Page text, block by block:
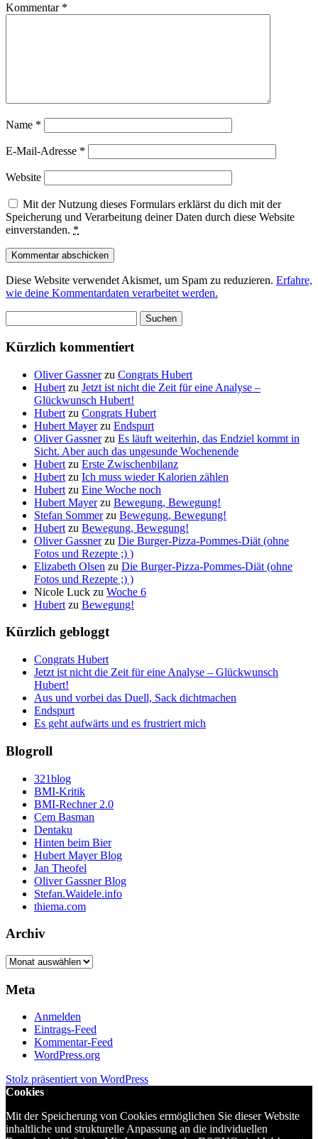
Kommentar *
Name *
E-Mail-Adresse *
Website
Mit der Nutzung dieses Formulars erklärst du dich mit der
Speicherung und Verarbeitung deiner Daten durch diese Website
einverstanden. *
Diese Website verwendet Akismet, um Spam zu reduzieren. Erfahre,
wie deine Kommentardaten verarbeitet werden.
nach:
Kürzlich kommentiert
Oliver Gassnerzu Congrats Hubert
Hubert zu Jetzt ist nicht die Zeit für eine Analyse –
Glückwunsch Hubert!
Hubert zu Congrats Hubert
Hubert Mayerzu Endspurt
Oliver Gassnerzu Es läuft weiterhin, das Endziel kommt in
Sicht. Aber auch das ungesunde Wochenende
Hubert zu Erste Zwischenbilanz
Hubert zu Ich muss wieder Kalorien zählen
Hubert zu Eine Woche noch
Hubert Mayerzu Bewegung, Bewegung!
Stefan Sommerzu Bewegung, Bewegung!
Hubert zu Bewegung, Bewegung!
Oliver Gassnerzu Die Burger-Pizza-Pommes-Diät (ohne
Fotos und Rezepte ;) )
Elizabeth Olsen zu Die Burger-Pizza-Pommes-Diät (ohne
Fotos und Rezepte ;) )
Nicole Luck zu Woche 6
Hubert zu Bewegung!
Kürzlich gebloggt
Congrats Hubert
Jetzt ist nicht die Zeit für eine Analyse – Glückwunsch
Hubert!
Aus und vorbei das Duell, Sack dichtmachen
Endspurt
Es geht aufwärts und es frustriert mich
Blogroll
321blog
BMI-Kritik
BMI-Rechner 2.0
Cem Basman
Dentaku
Hinten beim Bier
Hubert Mayer Blog
Jan Theofel
Oliver Gassner Blog
Stefan.Waidele.info
thiema.com
Archiv
Archiv
Meta
Anmelden
Eintrags-Feed
Kommentar-Feed
WordPress.org
Stolz präsentiert von WordPress
Cookies
Mit der Speicherung von Cookies ermöglichen Sie dieser Website
inhaltliche und strukturelle Anpassung an die individuellen